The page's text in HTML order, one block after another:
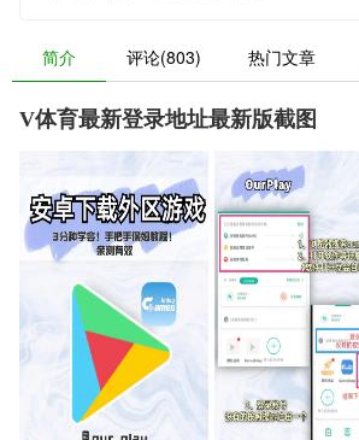
简介 评论(803) 热门文章
V体育最新登录地址最新版截图